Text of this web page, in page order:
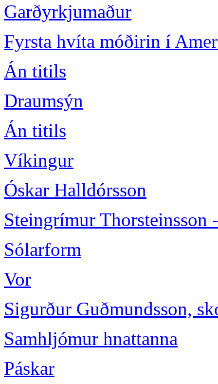
Garðyrkjumaður
Fyrsta hvíta móðirin í
Án titils
Draumsýn
Án titils
Víkingur
Óskar Halldórsson
Steingrímur Thorsteinsson
Sólarform
Vor
Sigurður Guðmundsson,
Samhljómur hnattanna
Páskar